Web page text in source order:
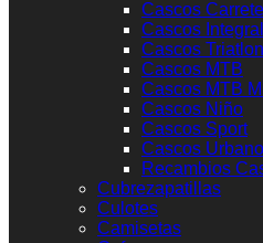
Cascos
Cascos
Cascos Triatlon
Cascos MTB
Cascos MTB
Cascos Niño
Cascos Sport
Cascos Urbano
Recambios
Cubrezapatillas
Culotes
Camisetas